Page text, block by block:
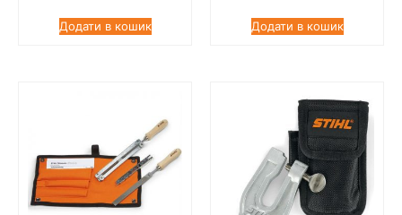
Додати в кошик Додати в кошик